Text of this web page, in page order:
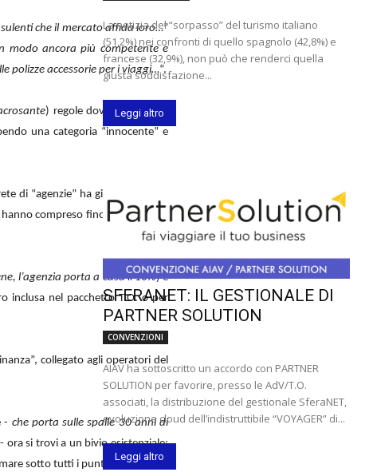
che il mercato affida loro…”
modo ancora più competente e
polizze accessorie per i viaggi…“.
) regole dovevano essere
una categoria “innocente” e
di “agenzie” ha già i suoi buoni
compreso fino in fondo che
l’agenzia porta a casa il 10%) e
inclusa nel pacchetto T.O. o per
collegato agli operatori del
- che porta sulle spalle 30 anni di
- ora si trovi a un bivio esistenziale:
sotto tutti i punti di vista?
La notizia del “sorpasso” del turismo italiano
(51,2%) nei confronti di quello spagnolo (42,8%) e
francese (32,9%), non può che renderci quella
giusta soddisfazione...
Leggi altro
SFERANET: IL GESTIONALE DI
PARTNER SOLUTION
CONVENZIONI
AIAV ha sottoscritto un accordo con PARTNER
SOLUTION per favorire, presso le AdV/T.O.
associati, la distribuzione del gestionale SferaNET,
evoluzione cloud dell’indistruttibile “VOYAGER” di...
Leggi altro